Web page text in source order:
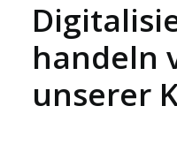
handeln
unserer